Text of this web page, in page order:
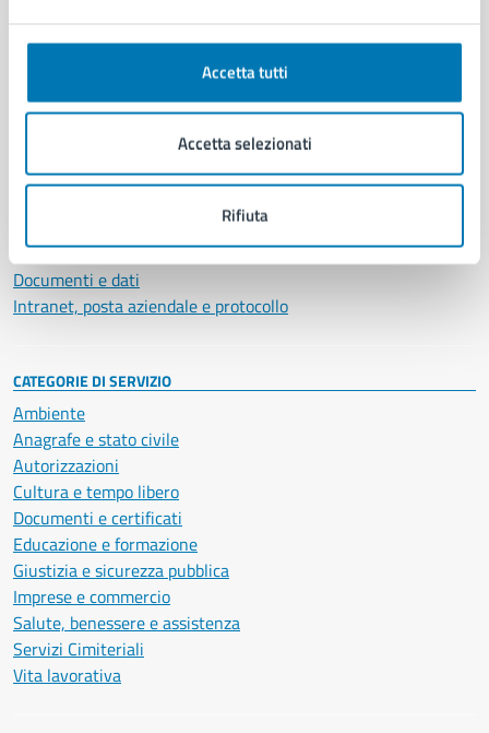
Accetta tutti
Accetta selezionati
Rifiuta
Aree amministrative
Organi di governo
Uffici
Personale amministrativo
Documenti e dati
Intranet, posta aziendale e protocollo
CATEGORIE DI SERVIZIO
Ambiente
Anagrafe e stato civile
Autorizzazioni
Cultura e tempo libero
Documenti e certificati
Educazione e formazione
Giustizia e sicurezza pubblica
Imprese e commercio
Salute, benessere e assistenza
Servizi Cimiteriali
Vita lavorativa